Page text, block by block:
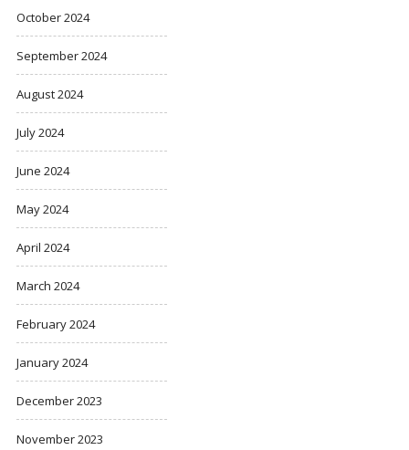
October 2024
September 2024
August 2024
July 2024
June 2024
May 2024
April 2024
March 2024
February 2024
January 2024
December 2023
November 2023